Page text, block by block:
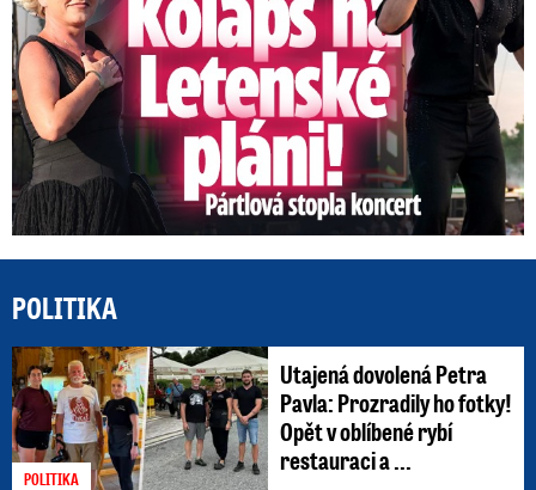
POLITIKA
POLITIKA
Utajená dovolená Petra
Pavla: Prozradily ho fotky!
Opět v oblíbené rybí
restauraci a ...